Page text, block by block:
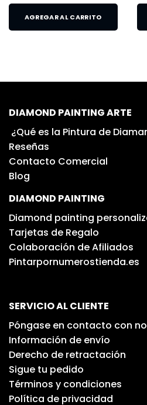
AGREGAR AL CARRITO
DIAMOND PAINTING ARTE
¿Qué es la Pintura de
Reseñas
Contacto Comercial
Blog
DIAMOND PAINTING
Diamond painting
Tarjetas de Regalo
Colaboración de Afiliados
Pintarpornumerostienda.es
SERVICIO AL CLIENTE
Póngase en contacto con
Información de envío
Derecho de retractación
Sigue tu pedido
Términos y condiciones
Política de privacidad